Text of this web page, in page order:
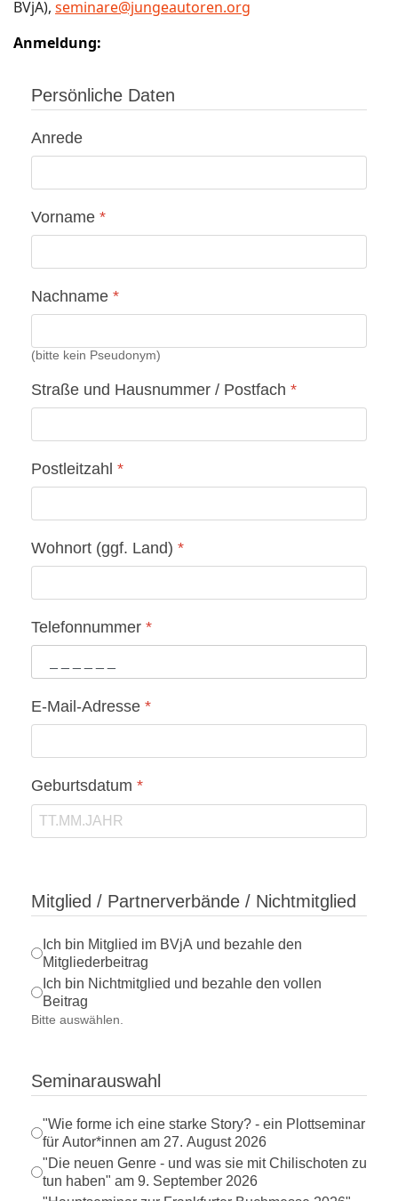
BVjA), seminare@jungeautoren.org
Anmeldung:
Persönliche Daten
Anrede
Vorname *
Nachname *
(bitte kein Pseudonym)
Straße und Hausnummer / Postfach *
Postleitzahl *
Wohnort (ggf. Land) *
Telefonnummer *
E-Mail-Adresse *
Geburtsdatum *
Mitglied / Partnerverbände / Nichtmitglied
Ich bin Mitglied im BVjA und bezahle den
Mitgliederbeitrag
Ich bin Nichtmitglied und bezahle den vollen
Beitrag
Bitte auswählen.
Seminarauswahl
"Wie forme ich eine starke Story? - ein Plottseminar
für Autor*innen am 27. August 2026
"Die neuen Genre - und was sie mit Chilischoten zu
tun haben" am 9. September 2026